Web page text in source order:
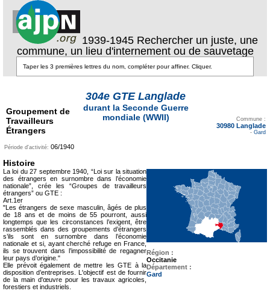
1939-1945 Rechercher un juste, une
commune, un lieu d'internement ou de sauvetage
Groupement de
Travailleurs
Étrangers
304e GTE Langlade
durant la Seconde Guerre
mondiale (WWII)
Commune :
30980 Langlade
- Gard
Période d'activité: 06/1940
Région :
Occitanie
Département :
Gard
Histoire
La loi du 27 septembre 1940, “Loi sur la situation
des étrangers en surnombre dans l’économie
nationale”, crée les “Groupes de travailleurs
étrangers” ou GTE :
Art.1er
"Les étrangers de sexe masculin, âgés de plus
de 18 ans et de moins de 55 pourront, aussi
longtemps que les circonstances l’exigent, être
rassemblés dans des groupements d’étrangers
s’ils sont en surnombre dans l’économie
nationale et si, ayant cherché refuge en France,
ils se trouvent dans l’impossibilité de regagner
leur pays d’origine."
Elle prévoit également de mettre les GTE à la
disposition d’entreprises. L'objectif est de fournir
de la main d'œuvre pour les travaux agricoles,
forestiers et industriels.